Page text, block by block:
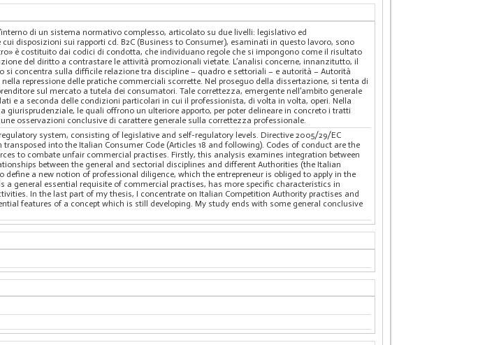
di un sistema normativo complesso, articolato su due livelli: legislativo ed
disposizioni sui rapporti cd. B2C (Business to Consumer), esaminati in questo lavoro, sono
è costituito dai codici di condotta, che individuano regole che si impongono come il risultato
del diritto a contrastare le attività promozionali vietate. L’analisi concerne, innanzitutto, il
concentra sulla difficile relazione tra discipline – quadro e settoriali – e autorità – Autorità
repressione delle pratiche commerciali scorrette. Nel proseguo della dissertazione, si tenta di
sul mercato a tutela dei consumatori. Tale correttezza, emergente nell’ambito generale
e a seconda delle condizioni particolari in cui il professionista, di volta in volta, operi. Nella
giurisprudenziale, le quali offrono un ulteriore apporto, per poter delineare in concreto i tratti
osservazioni conclusive di carattere generale sulla correttezza professionale.
system, consisting of legislative and self-regulatory levels. Directive 2005/29/EC
into the Italian Consumer Code (Articles 18 and following). Codes of conduct are the
to combate unfair commercial practises. Firstly, this analysis examines integration between
between the general and sectorial disciplines and different Authorities (the Italian
a new notion of professional diligence, which the entrepreneur is obliged to apply in the
general essential requisite of commercial practises, has more specific characteristics in
In the last part of my thesis, I concentrate on Italian Competition Authority practises and
features of a concept which is still developing. My study ends with some general conclusive